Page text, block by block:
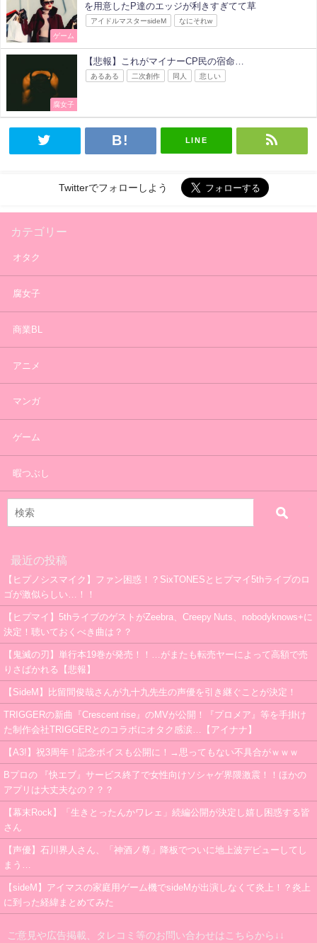
ゲーム
を用意したP達のエッジが利きすぎてて草
アイドルマスターsideM なにそれw
腐女子
【悲報】これがマイナーCP民の宿命…
あるある 二次創作 同人 悲しい
LINE
Twitterでフォローしよう
カテゴリー
オタク
腐女子
商業BL
アニメ
マンガ
ゲーム
暇つぶし
最近の投稿
【ヒプノシスマイク】ファン困惑！？SixTONESとヒプマイ5thライブのロ
ゴが激似らしい…！！
【ヒプマイ】5thライブのゲストがZeebra、Creepy Nuts、nobodyknows+に
決定！聴いておくべき曲は？？
【鬼滅の刃】単行本19巻が発売！！…がまたも転売ヤーによって高額で売
りさばかれる【悲報】
【SideM】比留間俊哉さんが九十九先生の声優を引き継ぐことが決定！
TRIGGERの新曲『Crescent rise』のMVが公開！『プロメア』等を手掛け
た制作会社TRIGGERとのコラボにオタク感涙…【アイナナ】
【A3!】祝3周年！記念ボイスも公開に！→思ってもない不具合がｗｗｗ
Bプロの 『快エブ』サービス終了で女性向けソシャゲ界隈激震！！ほかの
アプリは大丈夫なの？？？
【幕末Rock】「生きとったんかワレェ」続編公開が決定し嬉し困惑する皆
さん
【声優】石川界人さん、「神酒ノ尊」降板でついに地上波デビューしてし
まう…
【sideM】アイマスの家庭用ゲーム機でsideMが出演しなくて炎上！？炎上
に到った経緯まとめてみた
ご意見や広告掲載、タレコミ等のお問い合わせはこちらから↓↓